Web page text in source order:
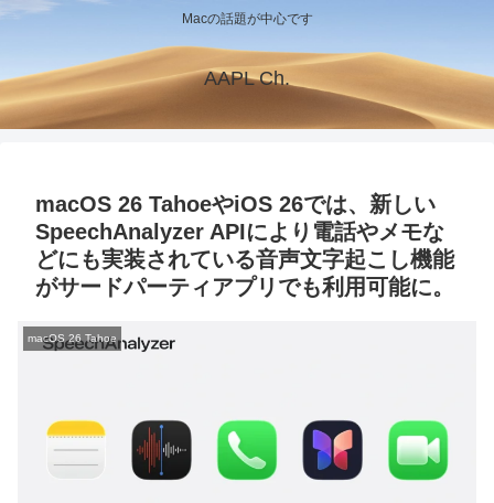
Macの話題が中心です
AAPL Ch.
macOS 26 TahoeやiOS 26では、新しい
SpeechAnalyzer APIにより電話やメモな
どにも実装されている音声文字起こし機能
がサードパーティアプリでも利用可能に。
macOS 26 Tahoe